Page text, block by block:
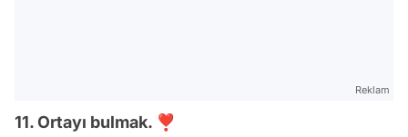
Reklam
11. Ortayı bulmak. ❣️